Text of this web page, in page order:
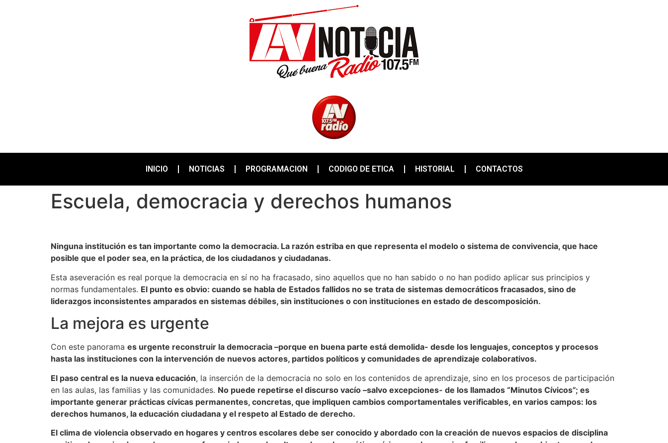
INICIO NOTICIAS PROGRAMACION CODIGO DE ETICA HISTORIAL CONTACTOS
Escuela, democracia y derechos humanos
Ninguna institución es tan importante como la democracia. La razón estriba en que representa el modelo o sistema de convivencia, que hace
posible que el poder sea, en la práctica, de los ciudadanos y ciudadanas.
Esta aseveración es real porque la democracia en sí no ha fracasado, sino aquellos que no han sabido o no han podido aplicar sus principios y
normas fundamentales. El punto es obvio: cuando se habla de Estados fallidos no se trata de sistemas democráticos fracasados, sino de
liderazgos inconsistentes amparados en sistemas débiles, sin instituciones o con instituciones en estado de descomposición.
La mejora es urgente
Con este panorama es urgente reconstruir la democracia –porque en buena parte está demolida- desde los lenguajes, conceptos y procesos
hasta las instituciones con la intervención de nuevos actores, partidos políticos y comunidades de aprendizaje colaborativos.
El paso central es la nueva educación, la inserción de la democracia no solo en los contenidos de aprendizaje, sino en los procesos de participación
en las aulas, las familias y las comunidades. No puede repetirse el discurso vacío –salvo excepciones- de los llamados “Minutos Cívicos”; es
importante generar prácticas cívicas permanentes, concretas, que impliquen cambios comportamentales verificables, en varios campos: los
derechos humanos, la educación ciudadana y el respeto al Estado de derecho.
El clima de violencia observado en hogares y centros escolares debe ser conocido y abordado con la creación de nuevos espacios de disciplina